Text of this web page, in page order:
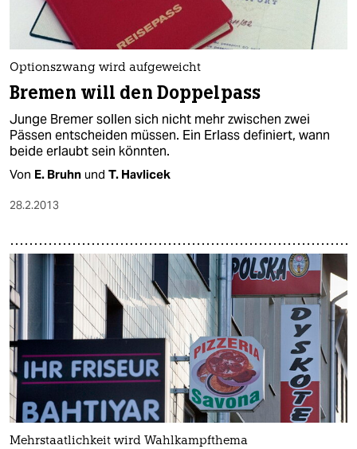
Optionszwang wird aufgeweicht
Bremen will den Doppelpass
Junge Bremer sollen sich nicht mehr zwischen zwei
Pässen entscheiden müssen. Ein Erlass definiert, wann
beide erlaubt sein könnten.
Von E. Bruhn und T. Havlicek
28.2.2013
Mehrstaatlichkeit wird Wahlkampfthema